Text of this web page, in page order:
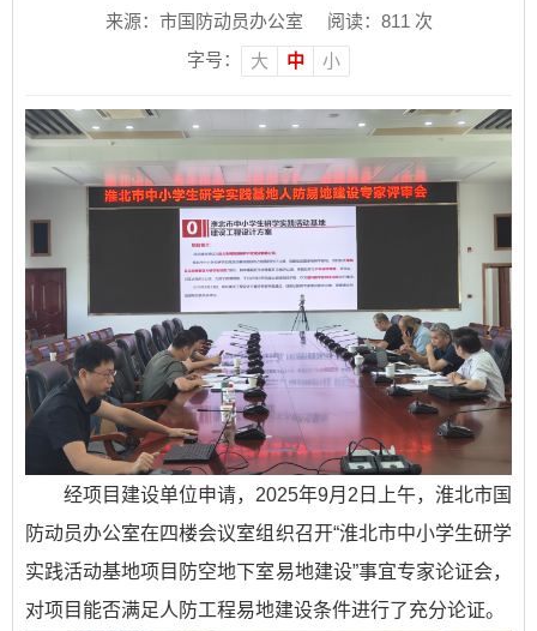
来源：市国防动员办公室
阅读： 811 次
字号：
大 中 小
经项目建设单位申请，2025年9月2日上午，淮北市国
防动员办公室在四楼会议室组织召开“淮北市中小学生研学
实践活动基地项目防空地下室易地建设”事宜专家论证会，
对项目能否满足人防工程易地建设条件进行了充分论证。